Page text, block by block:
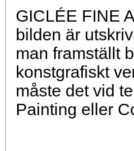
GICLÉE FINE
bilden är
man framställt
konstgrafiskt
måste det vid
Painting eller